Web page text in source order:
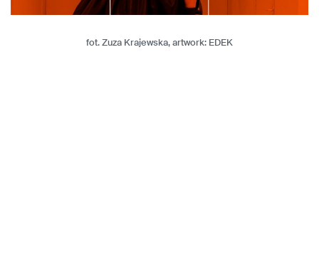
fot. Zuza Krajewska, artwork: EDEK